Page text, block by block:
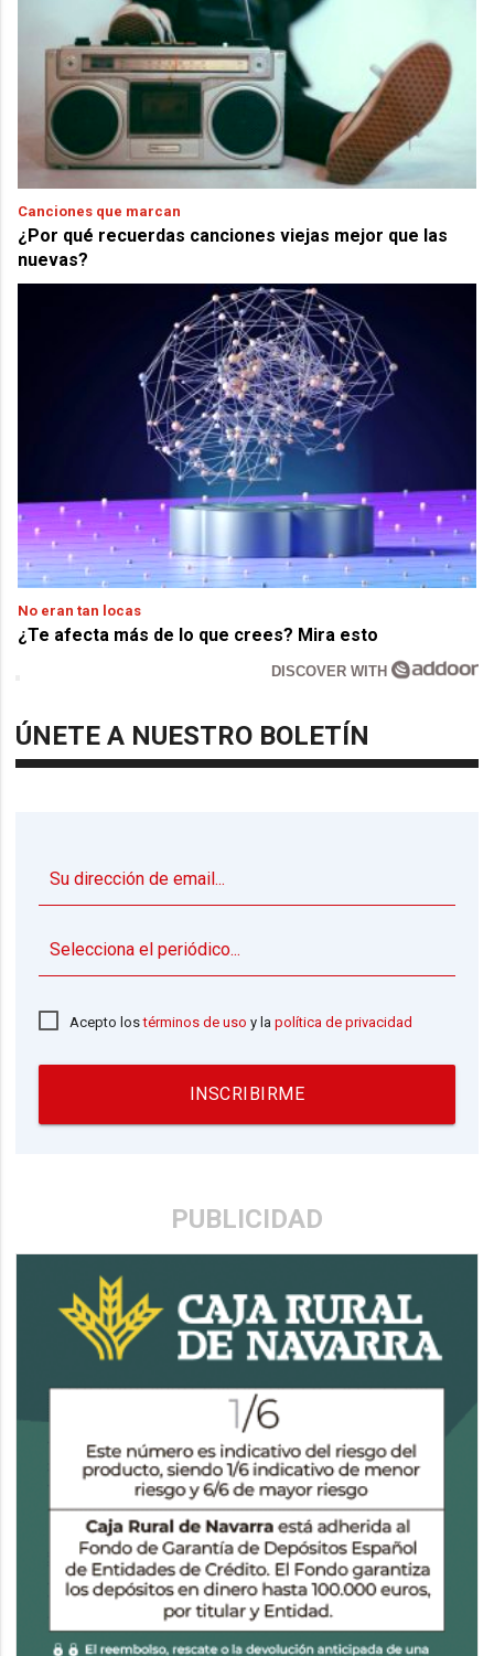
Canciones que marcan
¿Por qué recuerdas canciones viejas mejor que las
nuevas?
No eran tan locas
¿Te afecta más de lo que crees? Mira esto
DISCOVER WITH
ÚNETE A NUESTRO BOLETÍN
Acepto lostérminos de uso y lapolítica de privacidad
INSCRIBIRME
PUBLICIDAD